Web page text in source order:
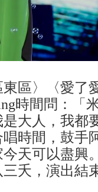
區〉〈愛了
時間問：「
大人，我都
時間，鼓手
天可以盡興
夭，演出結